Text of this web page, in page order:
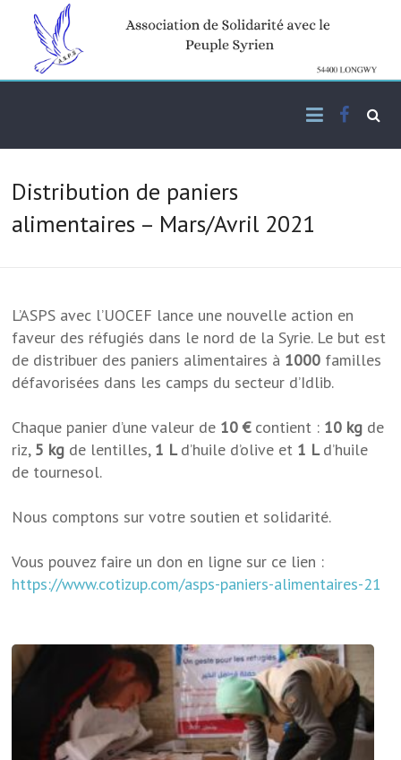
content
Association de solidarité
avec le peuple syrien
Distribution de paniers
alimentaires – Mars/Avril 2021
L’ASPS avec l’UOCEF lance une nouvelle action en
faveur des réfugiés dans le nord de la Syrie. Le but est
de distribuer des paniers alimentaires à 1000 familles
défavorisées dans les camps du secteur d’Idlib.
Chaque panier d’une valeur de 10 € contient : 10 kg de
riz, 5 kg de lentilles, 1 Ld’huile d’olive et 1 Ld’huile
de tournesol.
Nous comptons sur votre soutien et solidarité.
Vous pouvez faire un don en ligne sur ce lien :
https://www.cotizup.com/asps-paniers-alimentaires-21